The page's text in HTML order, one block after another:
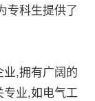
专科生提供了
,拥有广阔的
业,如电气工